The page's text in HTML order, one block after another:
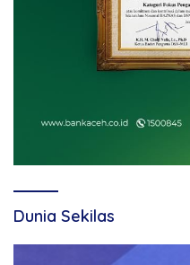
Dunia Sekilas